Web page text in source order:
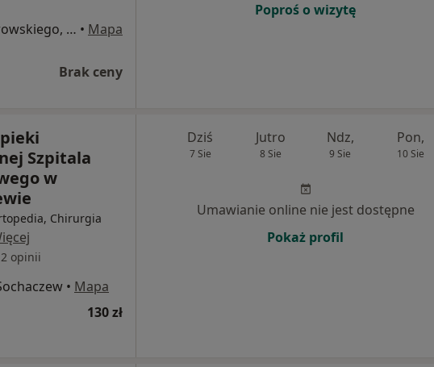
Prezydenta Ryszarda Kaczorowskiego, Sochaczew • Mapa
Brak ceny
Poproś o wizytę
Szpitala
w
Chirurgia
opinii
• Mapa
130 zł
Dziś
7 Sie
Jutro
8 Sie
Ndz,
9 Sie
Pon,
10 Sie
Umawianie online nie jest dostępne
Pokaż profil